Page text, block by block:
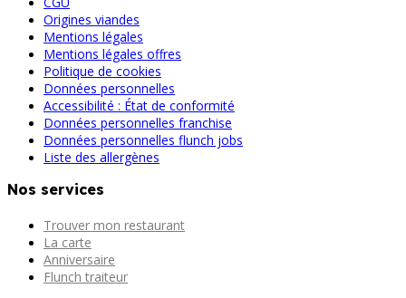
Origines viandes
Mentions légales
Mentions légales offres
Politique de cookies
Données personnelles
Accessibilité : État de conformité
Données personnelles franchise
Données personnelles flunch jobs
Liste des allergènes
Nos services
Trouver mon restaurant
La carte
Anniversaire
Flunch traiteur